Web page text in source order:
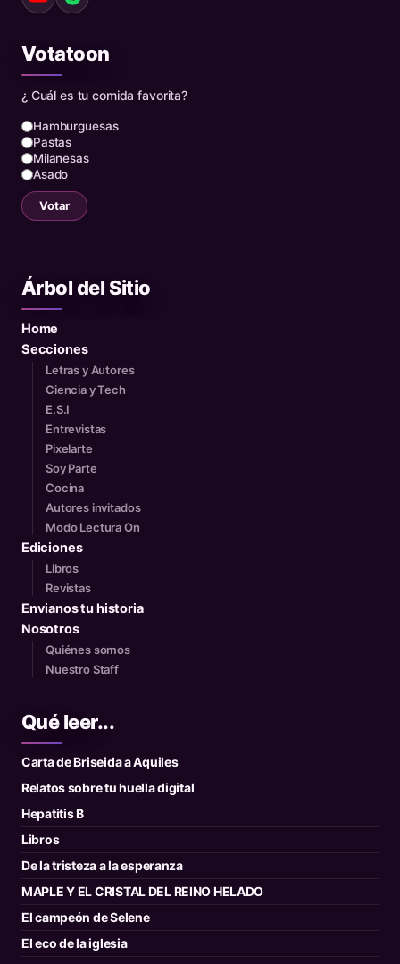
Votatoon
¿ Cuál es tu comida favorita?
Hamburguesas
Pastas
Milanesas
Asado
Votar
Árbol del Sitio
Home
Secciones
Letras y Autores
Ciencia y Tech
E.S.I
Entrevistas
Pixelarte
Soy Parte
Cocina
Autores invitados
Modo Lectura On
Ediciones
Libros
Revistas
Envianos tu historia
Nosotros
Quiénes somos
Nuestro Staff
Qué leer...
Carta de Briseida a Aquiles
Relatos sobre tu huella digital
Hepatitis B
Libros
De la tristeza a la esperanza
MAPLE Y EL CRISTAL DEL REINO HELADO
El campeón de Selene
El eco de la iglesia